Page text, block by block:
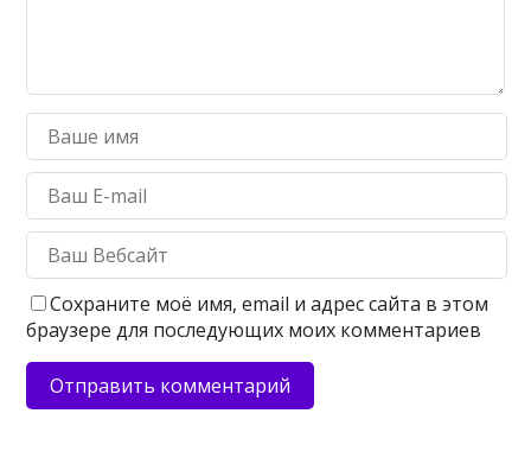
Сохраните моё имя, email и адрес сайта в этом
браузере для последующих моих комментариев